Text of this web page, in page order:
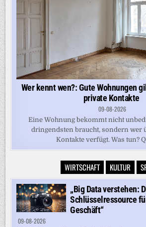
Wer kennt wen?: Gute Wohnungen
private Kontakte
09-08-2026
Eine Wohnung bekommt nicht
dringendsten braucht, sondern wer
Kontakte verfügt. Was tun?
WIRTSCHAFT KULTUR
„Big Data verstehen:
Schlüsselressource
Geschäft“
09-08-2026